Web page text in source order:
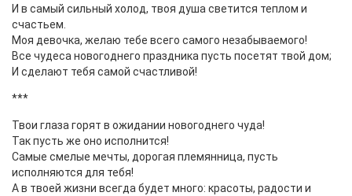
И в самый сильный холод, твоя душа светится теплом и
счастьем.
Моя девочка, желаю тебе всего самого незабываемого!
Все чудеса новогоднего праздника пусть посетят твой дом;
И сделают тебя самой счастливой!
***
Твои глаза горят в ожидании новогоднего чуда!
Так пусть же оно исполнится!
Самые смелые мечты, дорогая племянница, пусть
исполняются для тебя!
А в твоей жизни всегда будет много: красоты, радости и